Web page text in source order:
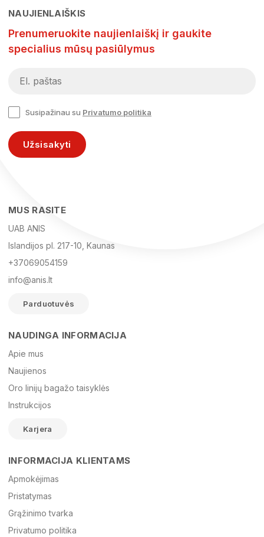
El. paštas
Žinutė
NAUJIENLAIŠKIS
Prenumeruokite naujienlaiškį ir gaukite
specialius mūsų pasiūlymus
Susipažinau su Privatumo politika
Užsisakyti
MUS RASITE
UAB ANIS
Islandijos pl. 217-10, Kaunas
+37069054159
info@anis.lt
Parduotuvės
NAUDINGA INFORMACIJA
Apie mus
Naujienos
Oro linijų bagažo taisyklės
Instrukcijos
Karjera
INFORMACIJA KLIENTAMS
Apmokėjimas
Pristatymas
Grąžinimo tvarka
Privatumo politika